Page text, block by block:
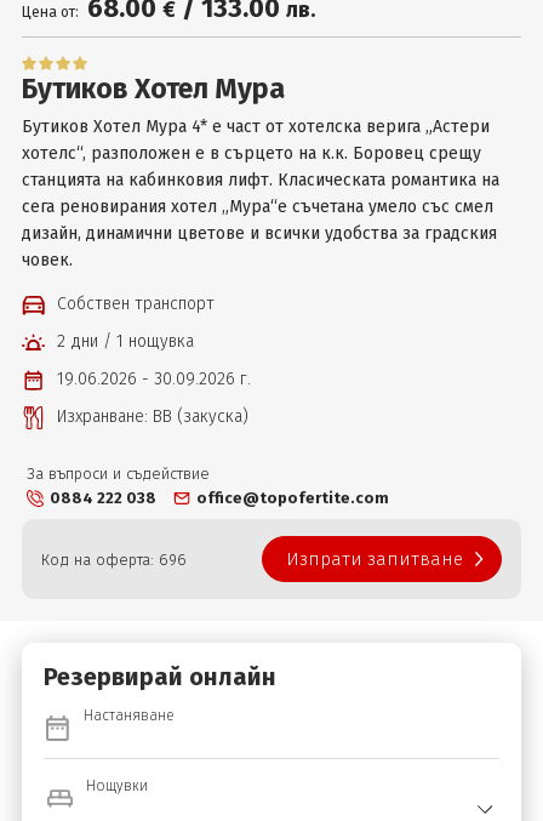
Цена от: 68.00 € / 133.00 лв.
Бутиков Хотел Мура
Бутиков Хотел Мура 4* е част от хотелска верига „Астери
хотелс“, разположен е в сърцето на к.к. Боровец срещу
станцията на кабинковия лифт. Класическата романтика на
сега реновирания хотел „Мура“е съчетана умело със смел
дизайн, динамични цветове и всички удобства за градския
човек.
Собствен транспорт
2 дни / 1 нощувка
19.06.2026 - 30.09.2026 г.
Изхранване: ВВ (закуска)
За въпроси и съдействие
0884 222 038
office@topofertite.com
Код на оферта: 696 Изпрати запитване
Резервирай онлайн
Настаняване
Нощувки